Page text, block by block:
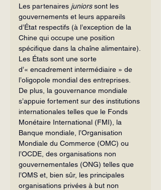
Les partenaires juniors sont les
gouvernements et leurs appareils
d’État respectifs (à l’exception de la
Chine qui occupe une position
spécifique dans la chaîne alimentaire).
Les États sont une sorte
d’« encadrement intermédiaire » de
l’oligopole mondial des entreprises.
De plus, la gouvernance mondiale
s’appuie fortement sur des institutions
internationales telles que le Fonds
Monétaire International (FMI), la
Banque mondiale, l’Organisation
Mondiale du Commerce (OMC) ou
l’OCDE, des organisations non
gouvernementales (ONG) telles que
l’OMS et, bien sûr, les principales
organisations privées à but non